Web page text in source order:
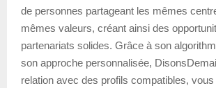
de personnes partageant les mêmes
mêmes valeurs, créant ainsi des
partenariats solides. Grâce à son
son approche personnalisée,
relation avec des profils compatibles,